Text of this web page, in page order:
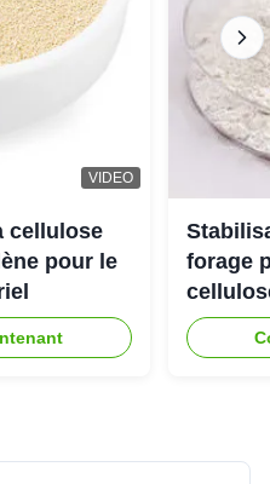
VIDEO
cellulose
pour le
forage